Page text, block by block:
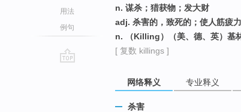
用法
例句
n. 谋杀；猎获物；发大财
adj. 杀害的，致死的；使人筋疲
n. （Killing）（美、德、英）基
[ 复数 killings ]
网络释义 专业释义
杀害